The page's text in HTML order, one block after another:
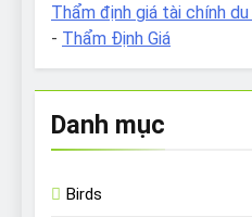
Thẩm định giá tài chính
- Thẩm Định Giá
Danh mục
Birds